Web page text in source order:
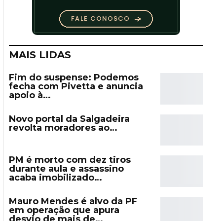
MAIS LIDAS
Fim do suspense: Podemos
fecha com Pivetta e anuncia
apoio à…
Novo portal da Salgadeira
revolta moradores ao…
PM é morto com dez tiros
durante aula e assassino
acaba imobilizado…
Mauro Mendes é alvo da PF
em operação que apura